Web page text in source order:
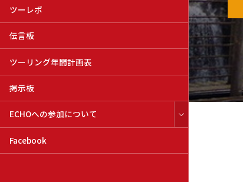
ツーレポ
伝言板
ツーリング年間計画表
掲示板
ECHOへの参加について
Facebook